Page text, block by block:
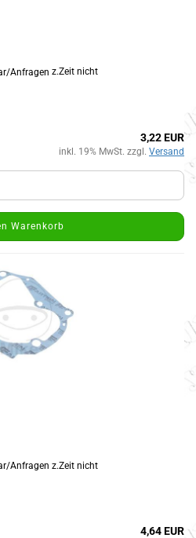
z.Zeit nicht
3,22 EUR
inkl. 19% MwSt. zzgl. Versand
Warenkorb
z.Zeit nicht
4,64 EUR